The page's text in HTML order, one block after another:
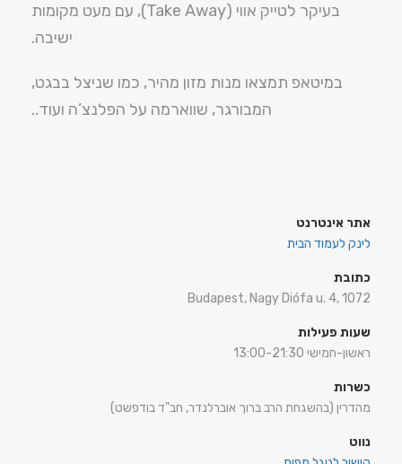
בעיקר לטייק אווי (Take Away), עם מעט מקומות
ישיבה.
במיטאפ תמצאו מנות מזון מהיר, כמו שניצל בבגט,
המבורגר, שווארמה על הפלנצ’ה ועוד..
אתר אינטרנט
לינק לעמוד הבית
כתובת
Budapest, Nagy Diófa u. 4, 1072
שעות פעילות
ראשון-חמישי 13:00-21:30
כשרות
מהדרין (בהשגחת הרב ברוך אוברלנדר, חב"ד בודפשט)
נווט